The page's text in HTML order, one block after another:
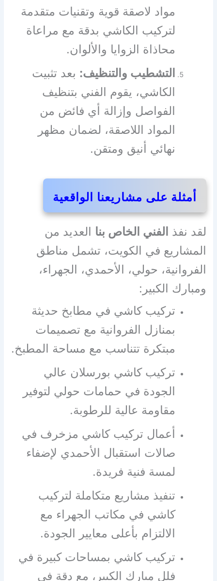
مواد لاصقة قوية وتقنيات متقدمة
لتركيب الكاشي بدقة مع مراعاة
محاذاة الزوايا والألوان.
التشطيب والتنظيف: بعد تثبيت
الكاشي، يقوم الفني بتنظيف
الفواصل وإزالة أي فائض من
المواد اللاصقة، لضمان مظهر
نهائي أنيق ومتقن.
أمثلة على مشاريعنا الواقعية
لقد نفذ الفني الخاص بنا العديد من
المشاريع في الكويت، تشمل مناطق
الفروانية، حولي، الأحمدي، الجهراء،
ومبارك الكبير:
تركيب كاشي في مطابخ حديثة
بمنازل الفروانية مع تصميمات
مبتكرة تتناسب مع مساحة المطبخ.
تركيب كاشي بورسلان عالي
الجودة في حمامات حولي لتوفير
مقاومة عالية للرطوبة.
أعمال تركيب كاشي مزخرف في
صالات استقبال الأحمدي لإضفاء
لمسة فنية فريدة.
تنفيذ مشاريع متكاملة لتركيب
كاشي في مكاتب الجهراء مع
الالتزام بأعلى معايير الجودة.
تركيب كاشي بمساحات كبيرة في
فلل مبارك الكبير، مع دقة في